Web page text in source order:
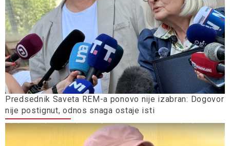
Predsednik Saveta REM-a ponovo nije izabran: Dogovor
nije postignut, odnos snaga ostaje isti